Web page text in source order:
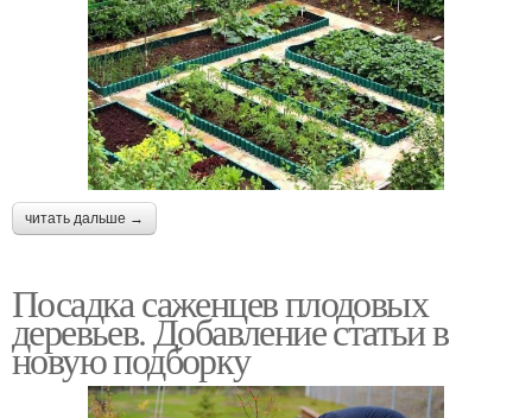
читать дальше →
Посадка саженцев плодовых
деревьев. Добавление статьи в
новую подборку